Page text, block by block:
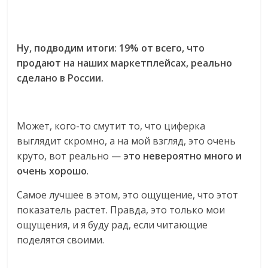
Ну, подводим итоги: 19% от всего, что
продают на наших маркетплейсах, реально
сделано в России.
Может, кого-то смутит то, что циферка
выглядит скромно, а на мой взгляд, это очень
круто, вот реально — это невероятно много и
очень хорошо.
Самое лучшее в этом, это ощущение, что этот
показатель растет. Правда, это только мои
ощущения, и я буду рад, если читающие
поделятся своими.